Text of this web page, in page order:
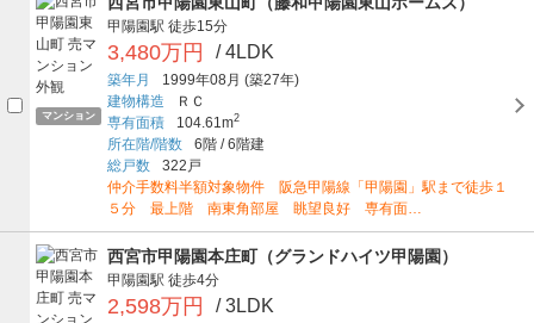
マンション
甲陽園駅 徒歩15分
3,480万円 / 4LDK
築年月 1999年08月 (築27年)
建物構造
ＲＣ
専有面積
104.61m2
所在階/階数 6階 /6階建
総戸数
322戸
仲介手数料半額対象物件 阪急甲陽線「甲陽園」駅まで徒歩１
５分 最上階 南東角部屋 眺望良好 専有面…
西宮市甲陽園本庄町（グランドハイツ甲陽園）
甲陽園駅 徒歩4分
2,598万円 / 3LDK